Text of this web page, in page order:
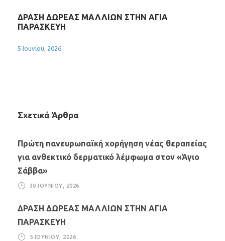
ΔΡΑΣΗ ΔΩΡΕΑΣ ΜΑΛΛΙΩΝ ΣΤΗΝ ΑΓΙΑ
ΠΑΡΑΣΚΕΥΗ
5 Ιουνίου, 2026
Σχετικά Άρθρα
Πρώτη πανευρωπαϊκή χορήγηση νέας θεραπείας
για ανθεκτικό δερματικό λέμφωμα στον «Άγιο
Σάββα»
30 ΙΟΥΝΊΟΥ, 2026
ΔΡΑΣΗ ΔΩΡΕΑΣ ΜΑΛΛΙΩΝ ΣΤΗΝ ΑΓΙΑ
ΠΑΡΑΣΚΕΥΗ
5 ΙΟΥΝΊΟΥ, 2026